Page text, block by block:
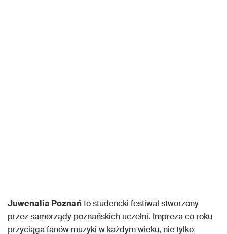
Juwenalia Poznańto studencki festiwal stworzony
przez samorządy poznańskich uczelni. Impreza co roku
przyciąga fanów muzyki w każdym wieku, nie tylko